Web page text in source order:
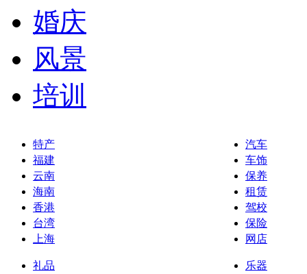
婚庆
风景
培训
特产
福建
云南
海南
香港
台湾
上海
礼品
汽车
车饰
保养
租赁
驾校
保险
网店
乐器